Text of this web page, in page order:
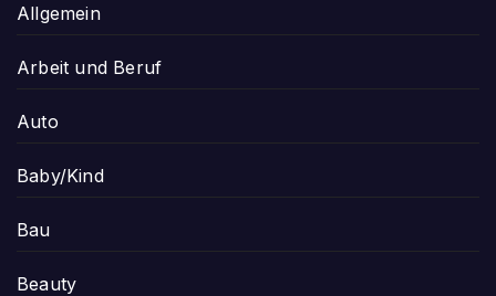
Allgemein
Arbeit und Beruf
Auto
Baby/Kind
Bau
Beauty